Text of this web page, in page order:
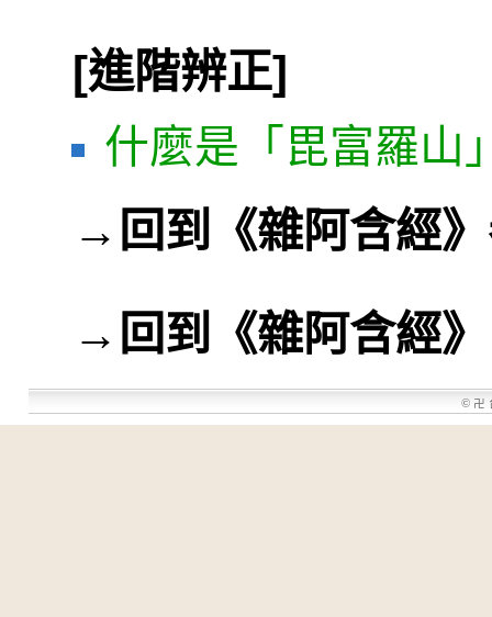
[進階辨正]
什麼是「毘富羅山
→ 回到《雜阿含經
→ 回到《雜阿含經》
© 卍